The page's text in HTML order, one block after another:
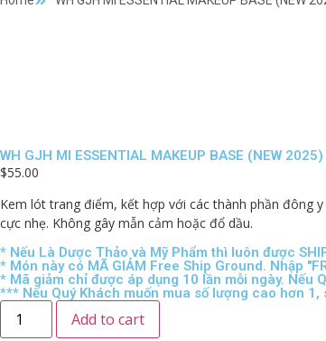
WH GJH MI ESSENTIAL MAKEUP BASE (NEW
$55.00
Kem lót trang điểm, kết hợp với các thành phần đông
cực nhẹ. Không gây mẫn cảm hoặc đổ dầu.
* Nếu Là Dược Thảo và Mỹ Phẩm thì luôn được
* Món này có MÃ GIẢM Free Ship Ground. Nhập
* Mã giảm chỉ được áp dụng 10 lần mỗi ngày. Nếu
*** Nếu Quý Khách muốn mua số lượng cao hơn
Add to cart